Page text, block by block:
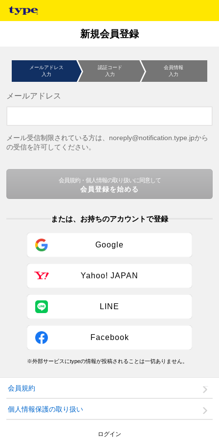
新規会員登録
メールアドレス
入力
認証コード
入力
会員情報
入力
メールアドレス
メール受信制限されている方は、noreply@notification.type.jpから
の受信を許可してください。
会員規約・個人情報の取り扱いに同意して
会員登録を始める
または、お持ちのアカウントで登録
Google
Yahoo! JAPAN
LINE
Facebook
※外部サービスにtypeの情報が投稿されることは一切ありません。
会員規約
個人情報保護の取り扱い
ログイン